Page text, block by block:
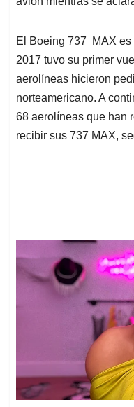
El Boeing 737 MAX
2017 tuvo su primer
aerolíneas hicieron
norteamericano. A
68 aerolíneas que han
recibir sus 737 MAX,